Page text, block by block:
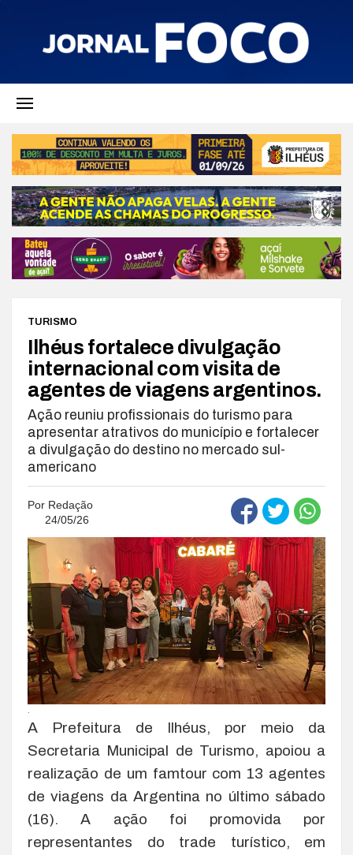
TURISMO
Ilhéus fortalece divulgação
internacional com visita de
agentes de viagens argentinos.
Ação reuniu profissionais do turismo para
apresentar atrativos do município e fortalecer
a divulgação do destino no mercado sul-
americano
Por Redação
24/05/26
.
A Prefeitura de Ilhéus, por meio da
Secretaria Municipal de Turismo, apoiou a
realização de um famtour com 13 agentes
de viagens da Argentina no último sábado
(16). A ação foi promovida por
representantes do trade turístico, em